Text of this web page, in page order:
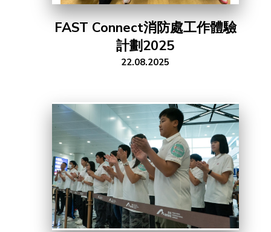
FAST Connect消防處工作體驗
計劃2025
22.08.2025